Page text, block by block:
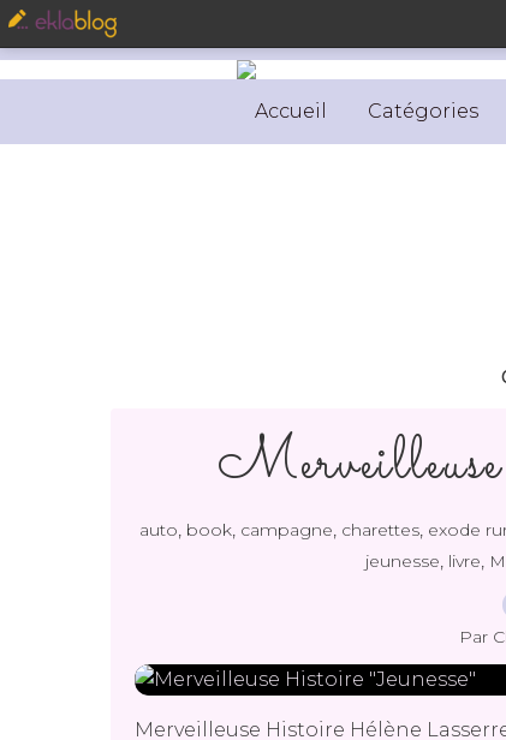
Accueil Catégories
auto, book, campagne, charettes, exode
jeunesse, livre,
Par
Merveilleuse Histoire Hélène